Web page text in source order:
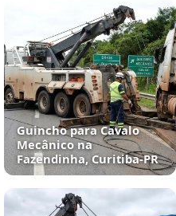
Guincho para Cavalo
Mecânico na
Fazendinha, Curitiba‑PR